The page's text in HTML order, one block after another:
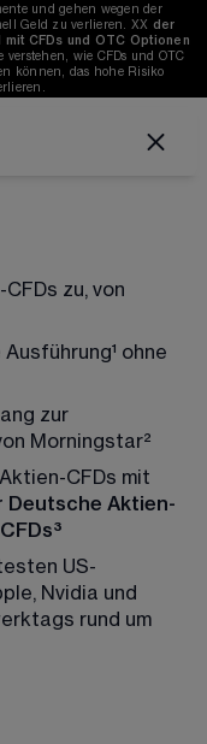
und gehen wegen der
Geld zu verlieren. XX der
CFDs und OTC Optionen
wie CFDs und OTC
können, das hohe Risiko
zu, von
ohne
zur
Morningstar²
CFDs mit
Deutsche Aktien-
US-
Nvidia und
rund um